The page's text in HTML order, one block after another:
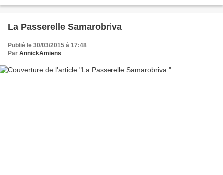
La Passerelle Samarobriva
Publié le 30/03/2015 à 17:48
Par AnnickAmiens